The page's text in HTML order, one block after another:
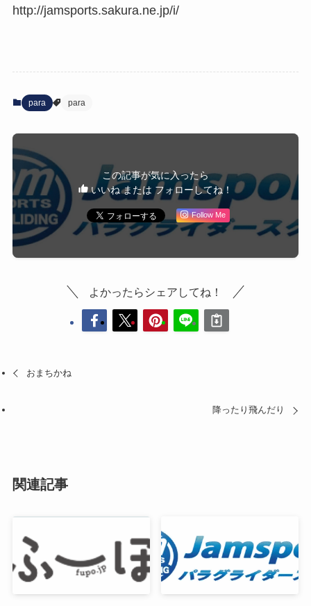
http://jamsports.sakura.ne.jp/i/
para para
この記事が気に入ったら
いいね または フォローしてね！
Follow Me
よかったらシェアしてね！
おまちかね
降ったり飛んだり
関連記事